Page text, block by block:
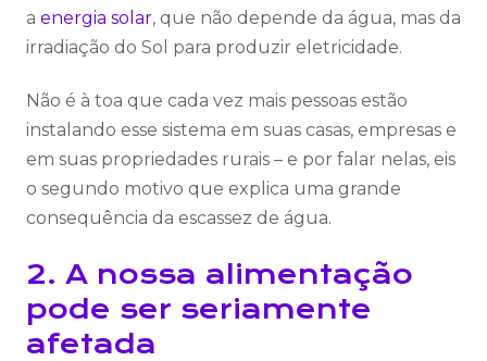
a energia solar, que não depende da água, mas da
irradiação do Sol para produzir eletricidade.
Não é à toa que cada vez mais pessoas estão
instalando esse sistema em suas casas, empresas e
em suas propriedades rurais – e por falar nelas, eis
o segundo motivo que explica uma grande
consequência da escassez de água.
2. A nossa alimentação
pode ser seriamente
afetada